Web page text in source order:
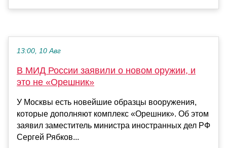
13:00, 10 Авг
В МИД России заявили о новом оружии, и
это не «Орешник»
У Москвы есть новейшие образцы вооружения,
которые дополняют комплекс «Орешник». Об этом
заявил заместитель министра иностранных дел РФ
Сергей Рябков...